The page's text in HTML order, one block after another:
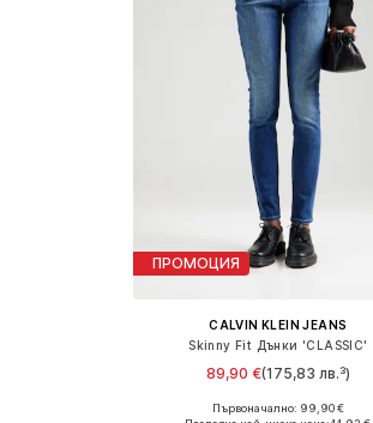
ПРОМОЦИЯ
CALVIN KLEIN JEANS
Skinny Fit Дънки 'CLASSIC'
89,90 €(175,83 лв.³)
Предлага се в много размери
Първоначално: 99,90 €